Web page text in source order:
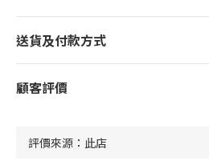
送貨及付款方式
顧客評價